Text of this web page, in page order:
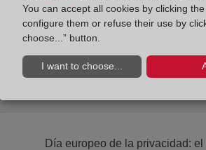
Compartir:
Día europeo de la privacidad:
You can accept all cookies by clicking
configure them or refuse their use by
choose...” button.
I want to choose...